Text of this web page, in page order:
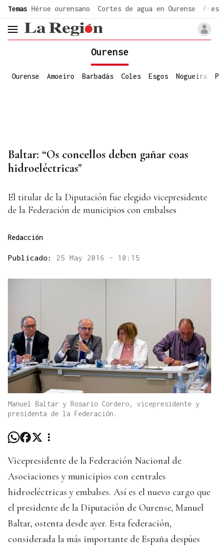
common.go-to-content
Temas Héroe ourensano Cortes de agua en Ourense
header.menu.open
Ourense
Ourense Amoeiro Barbadás Coles Esgos Nogueira
Baltar: “Os concellos deben gañar coas
hidroeléctricas"
El titular de la Diputación fue elegido vicepresidente
de la Federación de municipios con embalses
Redacción
Publicado: 25 May 2016 - 10:15
Manuel Baltar y Rosario Cordero, vicepresidente y
presidenta de la Federación.
Vicepresidente de la Federación Nacional de
Asociaciones y municipios con centrales
hidroeléctricas y embalses. Así es el nuevo cargo que
el presidente de la Diputación de Ourense, Manuel
Baltar, ostenta desde ayer. Esta federación,
considerada la más importante de España despúes